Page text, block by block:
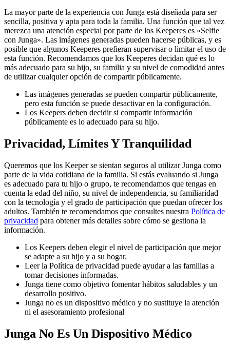
La mayor parte de la experiencia con Junga está diseñada para ser
sencilla, positiva y apta para toda la familia. Una función que tal vez
merezca una atención especial por parte de los Keeperes es «Selfie
con Junga». Las imágenes generadas pueden hacerse públicas, y es
posible que algunos Keeperes prefieran supervisar o limitar el uso de
esta función. Recomendamos que los Keeperes decidan qué es lo
más adecuado para su hijo, su familia y su nivel de comodidad antes
de utilizar cualquier opción de compartir públicamente.
Las imágenes generadas se pueden compartir públicamente,
pero esta función se puede desactivar en la configuración.
Los Keepers deben decidir si compartir información
públicamente es lo adecuado para su hijo.
Privacidad, Límites Y Tranquilidad
Queremos que los Keeper se sientan seguros al utilizar Junga como
parte de la vida cotidiana de la familia. Si estás evaluando si Junga
es adecuado para tu hijo o grupo, te recomendamos que tengas en
cuenta la edad del niño, su nivel de independencia, su familiaridad
con la tecnología y el grado de participación que puedan ofrecer los
adultos. También te recomendamos que consultes nuestra Política de
privacidad para obtener más detalles sobre cómo se gestiona la
información.
Los Keepers deben elegir el nivel de participación que mejor
se adapte a su hijo y a su hogar.
Leer la Política de privacidad puede ayudar a las familias a
tomar decisiones informadas.
Junga tiene como objetivo fomentar hábitos saludables y un
desarrollo positivo.
Junga no es un dispositivo médico y no sustituye la atención
ni el asesoramiento profesional
Junga No Es Un Dispositivo Médico